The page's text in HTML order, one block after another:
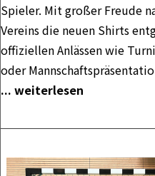
Spieler. Mit großer Freude
Vereins die neuen Shirts
offiziellen Anlässen wie
oder
... weiterlesen